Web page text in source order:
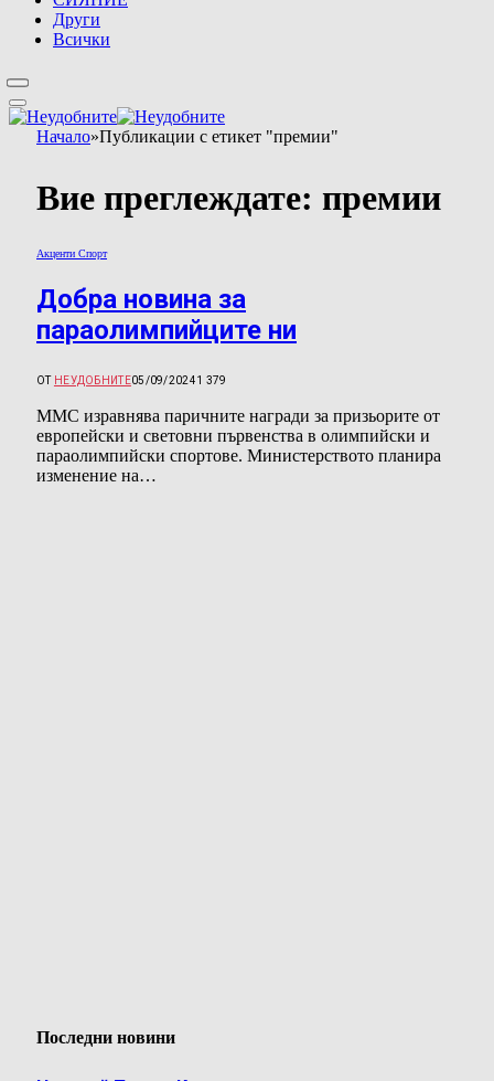
Други
Всички
Начало»Публикации с етикет "премии"
Вие преглеждате: премии
Акценти Спорт
Добра новина за
параолимпийците ни
ОТ НЕУДОБНИТЕ05/09/20241 379
ММС изравнява паричните награди за призьорите от
европейски и световни първенства в олимпийски и
параолимпийски спортове. Министерството планира
изменение на…
Последни новини